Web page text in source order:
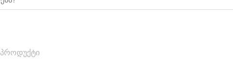
პროდუქტი